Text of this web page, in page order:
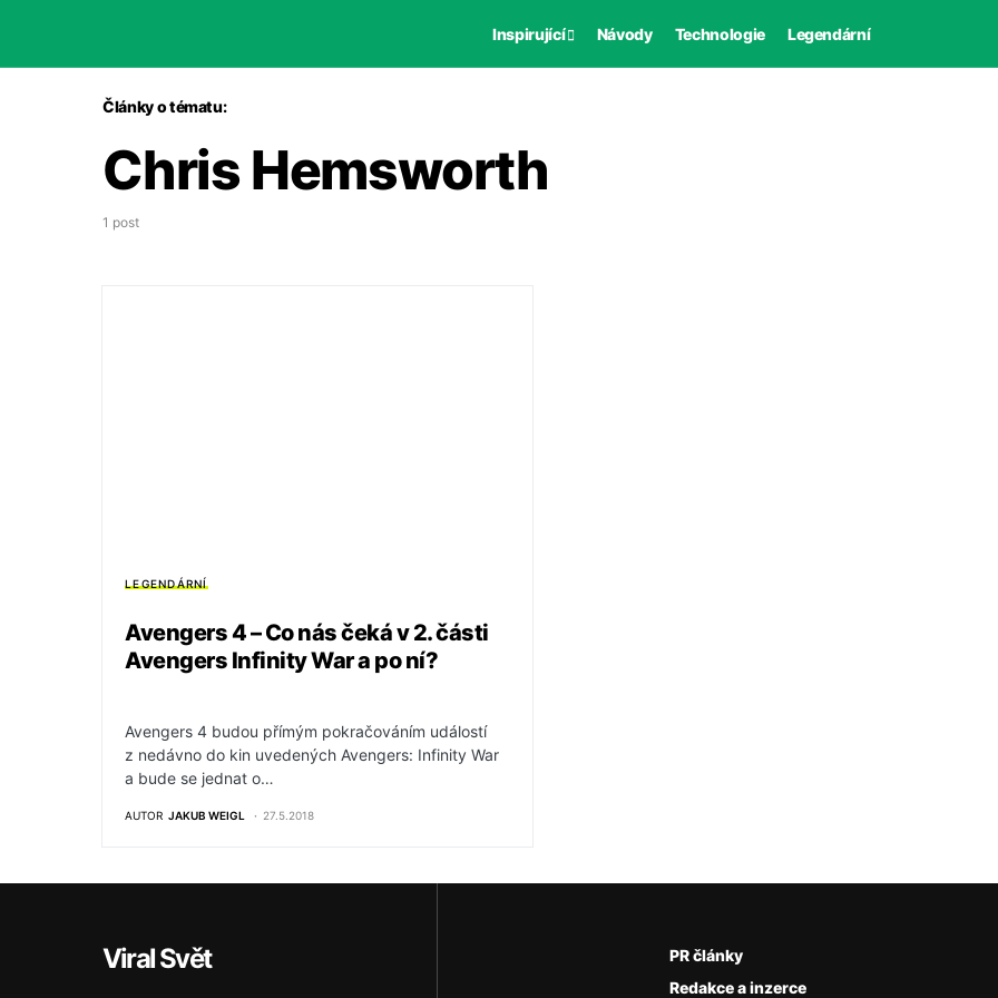
Inspirující Návody Technologie Legendární
Články o tématu:
Chris Hemsworth
1 post
LEGENDÁRNÍ
Avengers 4 – Co nás čeká v 2. části
Avengers Infinity War a po ní?
Avengers 4 budou přímým pokračováním událostí
z nedávno do kin uvedených Avengers: Infinity War
a bude se jednat o…
AUTOR JAKUB WEIGL 27.5.2018
Viral Svět
PR články
Redakce a inzerce